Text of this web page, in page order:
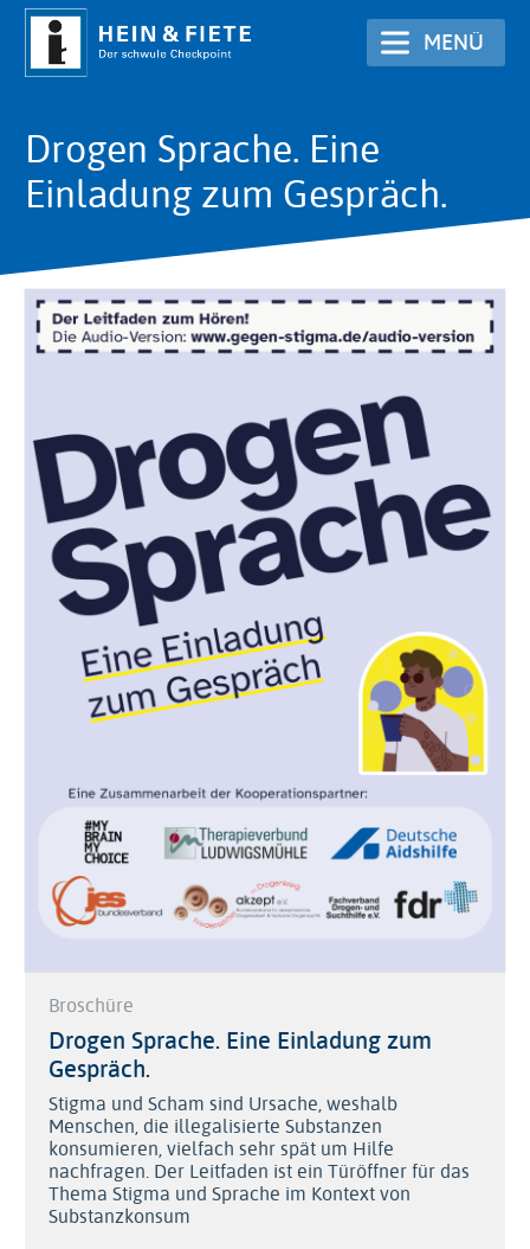
Direkt
Inhalt
MENÜ
Drogen Sprache. Eine
Einladung zum Gespräch.
Broschüre
Drogen Sprache. Eine Einladung zum
Gespräch.
Stigma und Scham sind Ursache, weshalb
Menschen, die illegalisierte Substanzen
konsumieren, vielfach sehr spät um Hilfe
nachfragen. Der Leitfaden ist ein Türöffner für das
Thema Stigma und Sprache im Kontext von
Substanzkonsum